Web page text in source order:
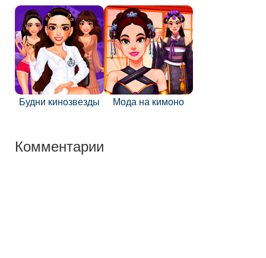
Будни кинозвезды Мода на кимоно
Комментарии